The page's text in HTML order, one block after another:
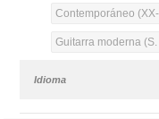
Contemporáneo
Guitarra moderna (S.
Idioma